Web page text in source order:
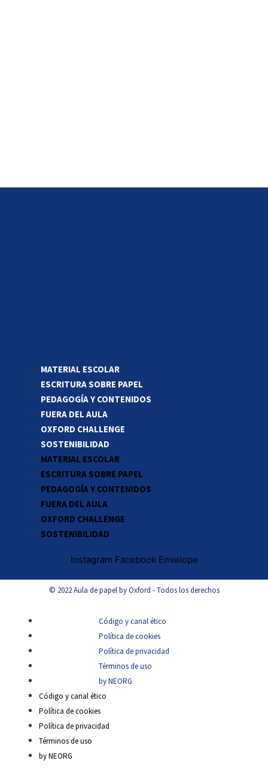
MATERIAL ESCOLAR
ESCRITURA SOBRE PAPEL
PEDAGOGÍA Y CONTENIDOS
FUERA DEL AULA
OXFORD CHALLENGE
SOSTENIBILIDAD
MATERIAL ESCOLAR
ESCRITURA SOBRE PAPEL
PEDAGOGÍA Y CONTENIDOS
FUERA DEL AULA
OXFORD CHALLENGE
SOSTENIBILIDAD
Instagram Facebook Envelope
© 2022 Aula de papel by Oxford - Todos los derechos
Código y canal ético
Política de cookies
Política de privacidad
Términos de uso
by NEORG
Código y canal ético
Política de cookies
Política de privacidad
Términos de uso
by NEORG